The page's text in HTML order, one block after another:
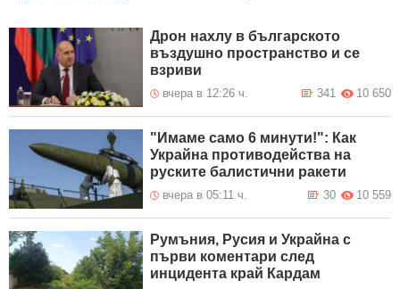
Дрон нахлу в българското
въздушно пространство и се
взриви
вчера в 12:26 ч. 10 650
341
"Имаме само 6 минути!": Как
Украйна противодейства на
руските балистични ракети
вчера в 05:11 ч. 10 559
30
Румъния, Русия и Украйна с
първи коментари след
инцидента край Кардам